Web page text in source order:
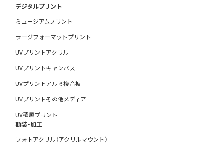
デジタルプリント
ミュージアムプリント
ラージフォーマットプリント
UVプリントアクリル
UVプリントキャンバス
UVプリントアルミ複合板
UVプリントその他メディア
UV積層プリント
額装・加工
フォトアクリル（アクリルマウント）